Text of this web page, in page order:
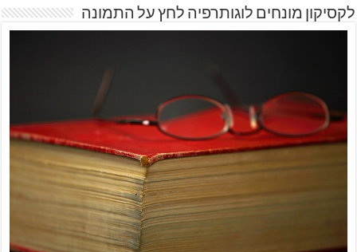
לקסיקון מונחים לוגותרפיה לחץ על התמונה